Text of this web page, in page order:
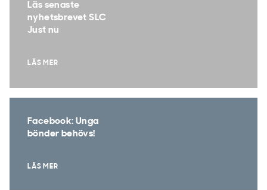
Läs senaste
nyhetsbrevet SLC
Just nu
LÄS MER
Facebook: Unga
bönder behövs!
LÄS MER